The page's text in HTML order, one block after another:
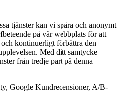
tjänster kan vi spåra och anonymt
på vår webbplats för att
kontinuerligt förbättra den
Med ditt samtycke
från tredje part på denna
Google Kundrecensioner, A/B-